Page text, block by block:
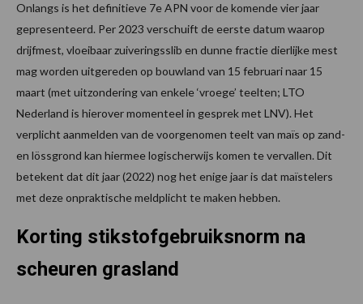
Onlangs is het definitieve 7e APN voor de komende vier jaar
gepresenteerd. Per 2023 verschuift de eerste datum waarop
drijfmest, vloeibaar zuiveringsslib en dunne fractie dierlijke mest
mag worden uitgereden op bouwland van 15 februari naar 15
maart (met uitzondering van enkele ‘vroege’ teelten; LTO
Nederland is hierover momenteel in gesprek met LNV). Het
verplicht aanmelden van de voorgenomen teelt van maïs op zand-
en lössgrond kan hiermee logischerwijs komen te vervallen. Dit
betekent dat dit jaar (2022) nog het enige jaar is dat maïstelers
met deze onpraktische meldplicht te maken hebben.
Korting stikstofgebruiksnorm na
scheuren grasland